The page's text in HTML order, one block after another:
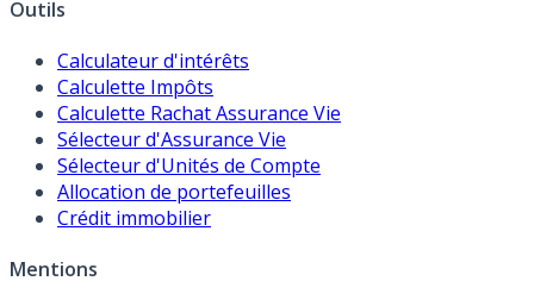
Outils
Calculateur d'intérêts
Calculette Impôts
Calculette Rachat Assurance Vie
Sélecteur d'Assurance Vie
Sélecteur d'Unités de Compte
Allocation de portefeuilles
Crédit immobilier
Mentions